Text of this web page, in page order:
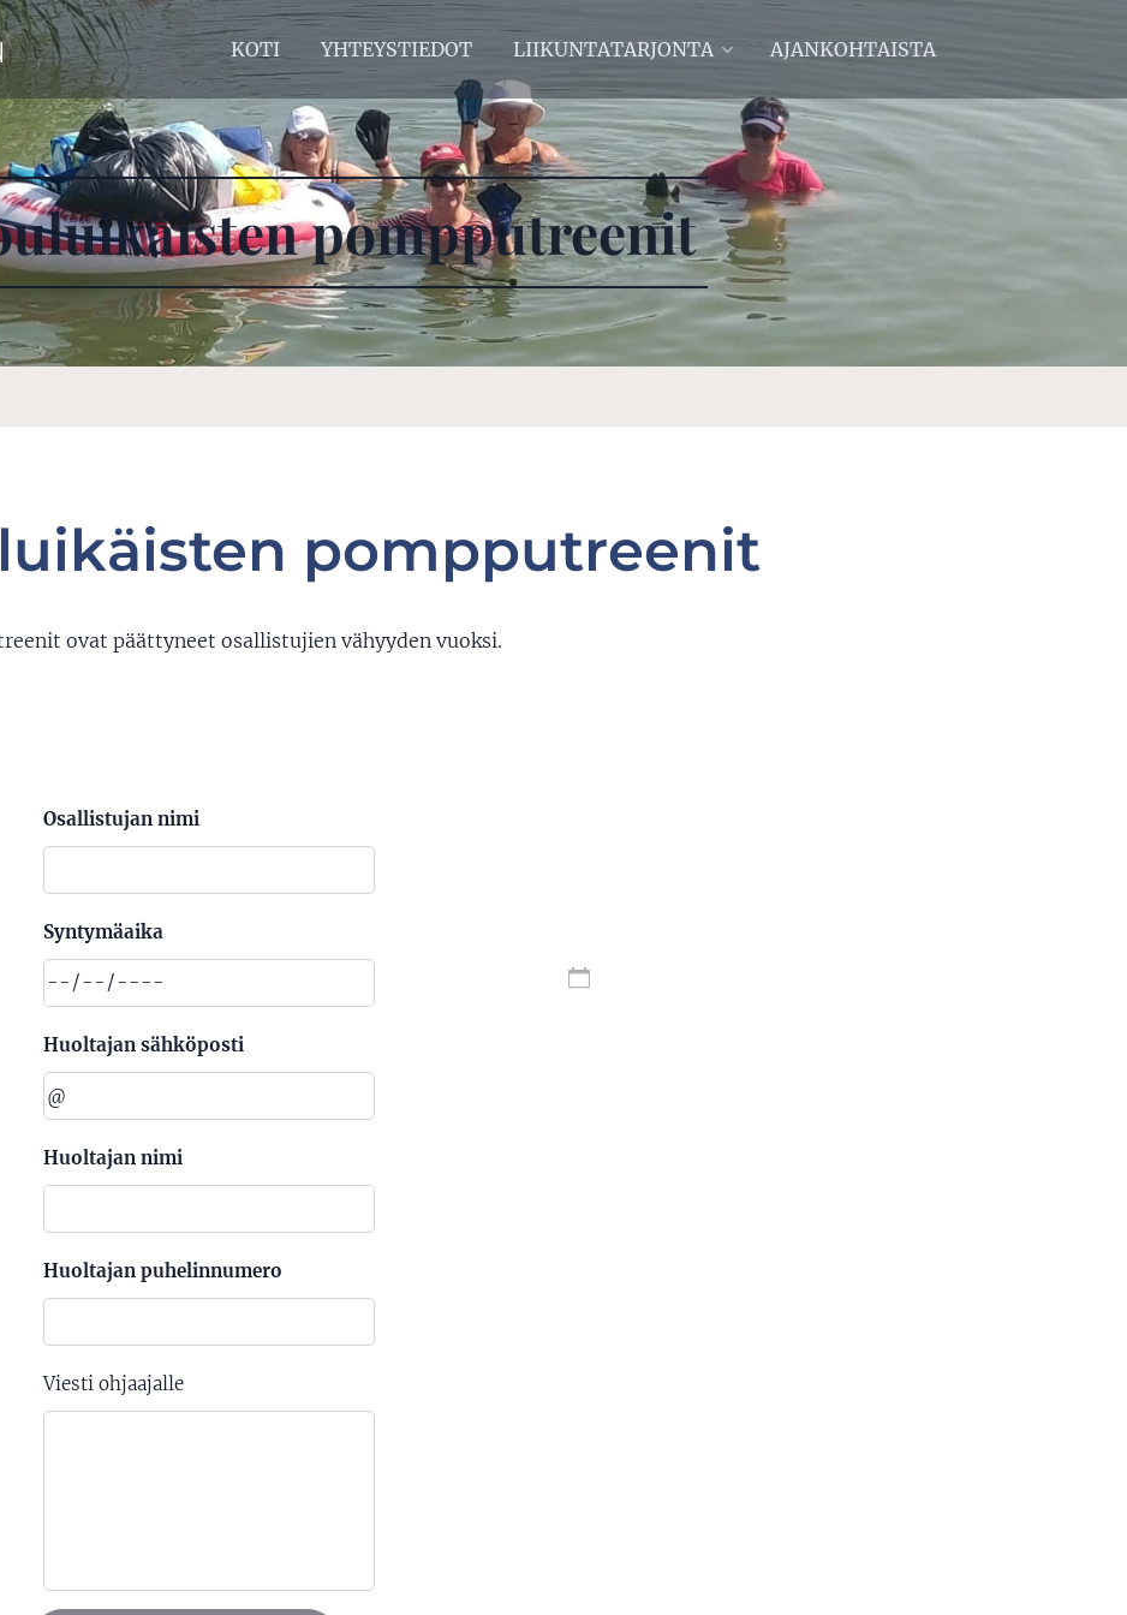
KOTI YHTEYSTIEDOT LIIKUNTATARJONTA AJANKOHTAISTA
pompputreenit
pompputreenit
ovat päättyneet osallistujien vähyyden vuoksi.
Osallistujan nimi
Syntymäaika
Huoltajan sähköposti
Huoltajan nimi
Huoltajan puhelinnumero
Viesti ohjaajalle